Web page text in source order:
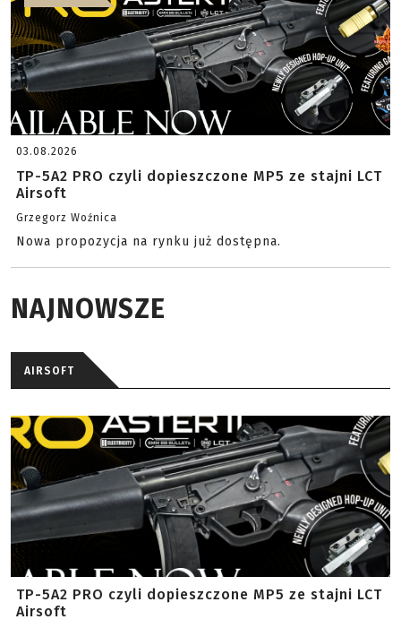
03.08.2026
TP-5A2 PRO czyli dopieszczone MP5 ze stajni LCT
Airsoft
Grzegorz Woźnica
Nowa propozycja na rynku już dostępna.
NAJNOWSZE
AIRSOFT
TP-5A2 PRO czyli dopieszczone MP5 ze stajni LCT
Airsoft